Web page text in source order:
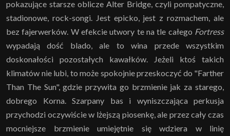
pokazujące starsze oblicze Alter Bridge, czyli pompatyczne,
stadionowe, rock-songi. Jest epicko, jest z rozmachem, ale
bez fajerwerków. W efekcie utwory te na tle całego Fortress
wypadają dość blado, ale to wina przede wszystkim
doskonałości pozostałych kawałków. Jeżeli ktoś takich
klimatów nie lubi, to może spokojnie przeskoczyć do "Farther
Than The Sun", gdzie przywita go brzmienie jak za starego,
dobrego Korna. Szarpany bas i wyniszczająca perkusja
przychodzi oczywiście w lżejszą piosenkę, ale przez cały czas
mocniejsze brzmienie umiejętnie się wdziera w linię